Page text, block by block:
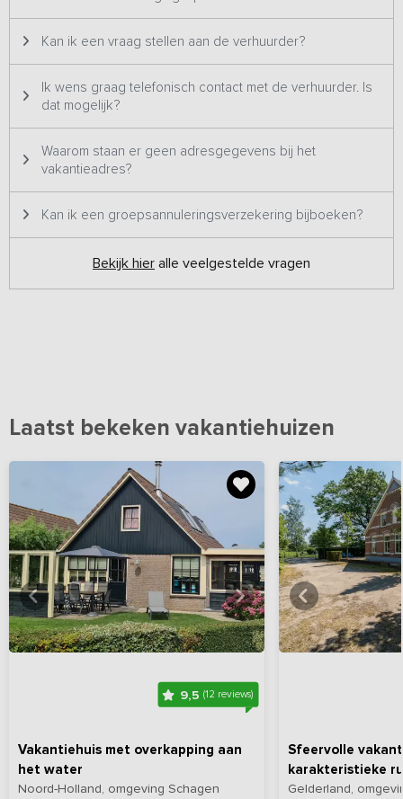
Kan ik een vraag stellen aan de verhuurder?
Ik wens graag telefonisch contact met de verhuurder. Is
dat mogelijk?
Waarom staan er geen adresgegevens bij het
vakantieadres?
Kan ik een groepsannuleringsverzekering bijboeken?
Bekijk hier alle veelgestelde vragen
Laatst bekeken vakantiehuizen
9,5(12 reviews)
Vakantiehuis met overkapping aan
het water
Noord-Holland, omgeving Schagen
Bekijkhieralle foto's
Sfeervolle
karakteristieke
Gelderland,
Bekijk